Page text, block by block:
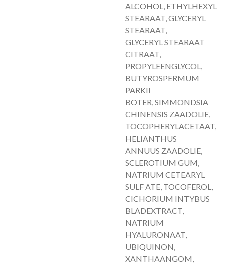
ALCOHOL, ETHYLHEXYL
STEARAAT, GLYCERYL
STEARAAT,
GLYCERYL STEARAAT
CITRAAT,
PROPYLEENGLYCOL,
BUTYROSPERMUM
PARKII
BOTER, SIMMONDSIA
CHINENSIS ZAADOLIE,
TOCOPHERYLACETAAT,
HELIANTHUS
ANNUUS ZAADOLIE,
SCLEROTIUM GUM,
NATRIUM CETEARYL
SULF ATE, TOCOFEROL,
CICHORIUM INTYBUS
BLADEXTRACT,
NATRIUM
HYALURONAAT,
UBIQUINON,
XANTHAANGOM,